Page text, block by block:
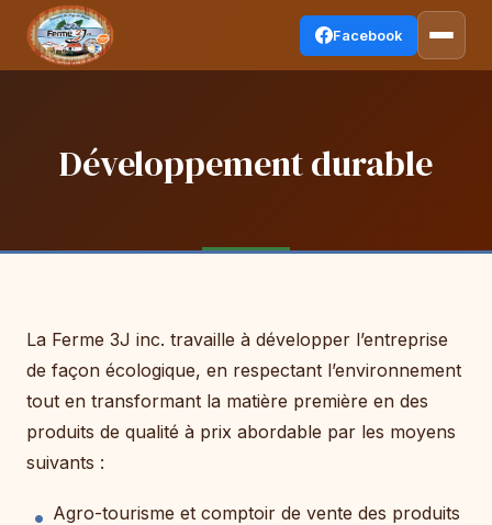
Facebook
Développement durable
La Ferme 3J inc. travaille à développer l’entreprise
de façon écologique, en respectant l’environnement
tout en transformant la matière première en des
produits de qualité à prix abordable par les moyens
suivants :
Agro-tourisme et comptoir de vente des produits